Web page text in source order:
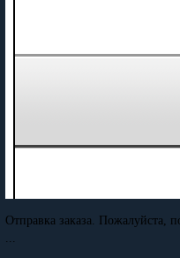
Отправка заказа. Пожалуйста,
...